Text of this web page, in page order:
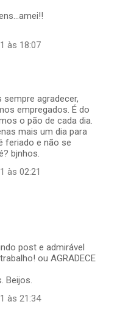
às 18:07
sempre agradecer,
empregados. É do
o pão de cada dia.
mais um dia para
feriado e não se
bjnhos.
às 02:21
post e admirável
ou AGRADECE
Beijos.
às 21:34